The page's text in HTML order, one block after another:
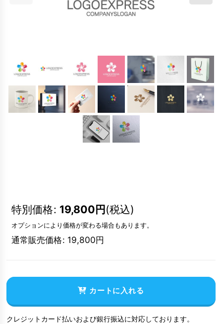
特別価格: 19,800円(税込)
オプションにより価格が変わる場合もあります。
通常販売価格: 19,800円
カートに入れる
クレジットカード払いおよび銀行振込に対応しております。